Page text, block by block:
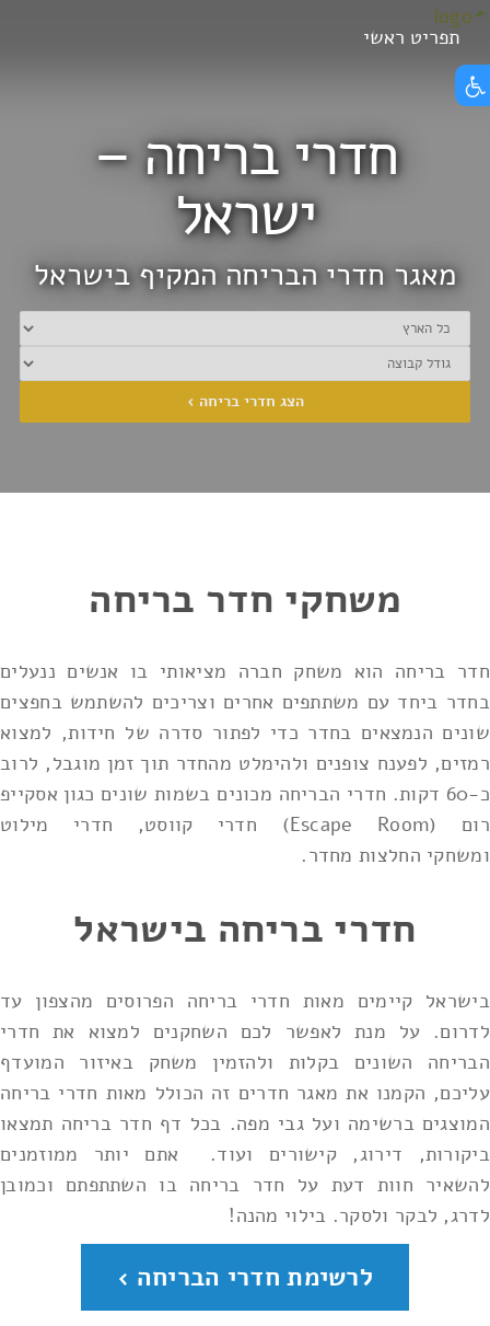
הצג תפריט נגישות
Skip
content
חדרי בריחה –
ישראל
מאגר חדרי הבריחה המקיף בישראל
הצג חדרי בריחה ›
תפריט ראשי
משחקי חדר בריחה
חדר בריחה הוא משחק חברה מציאותי בו אנשים ננעלים
בחדר ביחד עם משתתפים אחרים וצריכים להשתמש בחפצים
שונים הנמצאים בחדר כדי לפתור סדרה של חידות, למצוא
רמזים, לפענח צופנים ולהימלט מהחדר תוך זמן מוגבל, לרוב
כ-60 דקות. חדרי הבריחה מכונים בשמות שונים כגון אסקייפ
רום (Escape Room) חדרי קווסט, חדרי מילוט
ומשחקי החלצות מחדר.
חדרי בריחה בישראל
בישראל קיימים מאות חדרי בריחה הפרוסים מהצפון עד
לדרום. על מנת לאפשר לכם השחקנים למצוא את חדרי
הבריחה השונים בקלות ולהזמין משחק באיזור המועדף
עליכם, הקמנו את מאגר חדרים זה הכולל מאות חדרי בריחה
המוצגים ברשימה ועל גבי מפה. בכל דף חדר בריחה תמצאו
ביקורות, דירוג, קישורים ועוד. אתם יותר ממוזמנים
להשאיר חוות דעת על חדר בריחה בו השתתפתם וכמובן
לדרג, לבקר ולסקר. בילוי מהנה!
לרשימת חדרי הבריחה ›